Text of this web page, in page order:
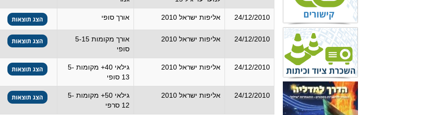
24/12/2010 אליפות ישראל 2010 אורך סופי
24/12/2010 אליפות ישראל 2010
אורך מקומות 5-15
סופי
24/12/2010 אליפות ישראל 2010
גילאי 40+ מקומות 5-
13 סופי
24/12/2010 אליפות ישראל 2010
גילאי 50+ מקומות 5-
12 סרפי